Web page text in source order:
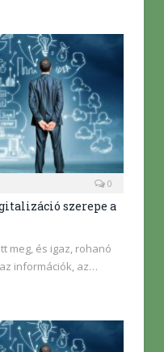
0
szerepe a
meg, és igaz, rohanó
információk, az…